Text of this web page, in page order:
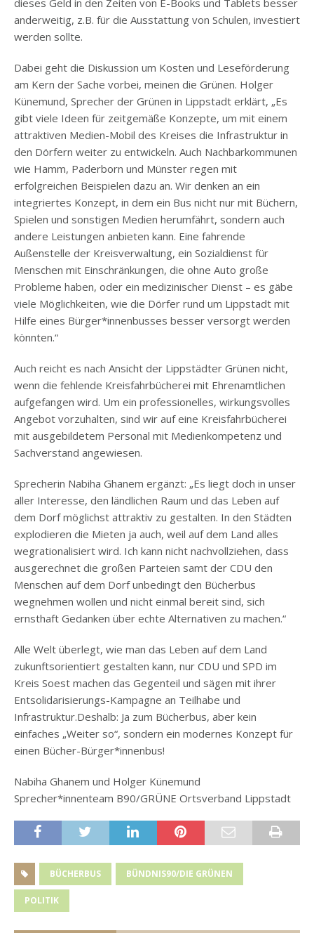
anderweitig, z.B. für die Ausstattung von Schulen, investiert
werden sollte.
Dabei geht die Diskussion um Kosten und Leseförderung
am Kern der Sache vorbei, meinen die Grünen. Holger
Künemund, Sprecher der Grünen in Lippstadt erklärt, „Es
gibt viele Ideen für zeitgemäße Konzepte, um mit einem
attraktiven Medien-Mobil des Kreises die Infrastruktur in
den Dörfern weiter zu entwickeln. Auch Nachbarkommunen
wie Hamm, Paderborn und Münster regen mit
erfolgreichen Beispielen dazu an. Wir denken an ein
integriertes Konzept, in dem ein Bus nicht nur mit Büchern,
Spielen und sonstigen Medien herumfährt, sondern auch
andere Leistungen anbieten kann. Eine fahrende
Außenstelle der Kreisverwaltung, ein Sozialdienst für
Menschen mit Einschränkungen, die ohne Auto große
Probleme haben, oder ein medizinischer Dienst – es gäbe
viele Möglichkeiten, wie die Dörfer rund um Lippstadt mit
Hilfe eines Bürger*innenbusses besser versorgt werden
könnten.“
Auch reicht es nach Ansicht der Lippstädter Grünen nicht,
wenn die fehlende Kreisfahrbücherei mit Ehrenamtlichen
aufgefangen wird. Um ein professionelles, wirkungsvolles
Angebot vorzuhalten, sind wir auf eine Kreisfahrbücherei
mit ausgebildetem Personal mit Medienkompetenz und
Sachverstand angewiesen.
Sprecherin Nabiha Ghanem ergänzt: „Es liegt doch in unser
aller Interesse, den ländlichen Raum und das Leben auf
dem Dorf möglichst attraktiv zu gestalten. In den Städten
explodieren die Mieten ja auch, weil auf dem Land alles
wegrationalisiert wird. Ich kann nicht nachvollziehen, dass
ausgerechnet die großen Parteien samt der CDU den
Menschen auf dem Dorf unbedingt den Bücherbus
wegnehmen wollen und nicht einmal bereit sind, sich
ernsthaft Gedanken über echte Alternativen zu machen.“
Alle Welt überlegt, wie man das Leben auf dem Land
zukunftsorientiert gestalten kann, nur CDU und SPD im
Kreis Soest machen das Gegenteil und sägen mit ihrer
Entsolidarisierungs-Kampagne an Teilhabe und
Infrastruktur.Deshalb: Ja zum Bücherbus, aber kein
einfaches „Weiter so“, sondern ein modernes Konzept für
einen Bücher-Bürger*innenbus!
Nabiha Ghanem und Holger Künemund
Sprecher*innenteam B90/GRÜNE Ortsverband Lippstadt
BÜCHERBUS BÜNDNIS90/DIE GRÜNEN
POLITIK